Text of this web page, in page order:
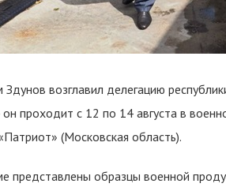
возглавил делегацию
проходит с 12 по 14 августа в
(Московская область).
представлены образцы военной